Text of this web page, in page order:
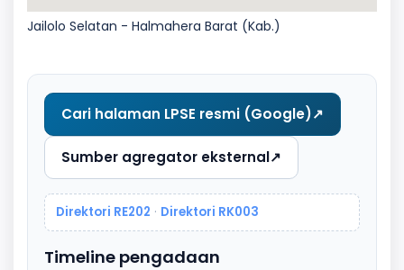
Jailolo Selatan - Halmahera Barat (Kab.)
Cari halaman LPSE resmi (Google)↗
Sumber agregator eksternal↗
Direktori RE202 · Direktori RK003
Timeline pengadaan